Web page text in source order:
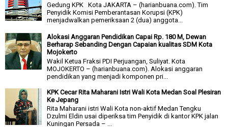
Gedung KPK Kota JAKARTA – (harianbuana.com). Tim
Penyidik Komisi Pemberantasan Korupsi (KPK)
menjadwalkan pemeriksaan 2 (dua) anggota...
Alokasi Anggaran Pendidikan Capai Rp. 180 M, Dewan
Berharap Sebanding Dengan Capaian kualitas SDM Kota
Mojokerto
Wakil Ketua Fraksi PDI Perjuangan, Suliyat. Kota
MOJOKERTO – (harianbuana.com). Alokasi anggaran
pendidikan yang menjadi komponen pri...
KPK Cecar Rita Maharani Istri Wali Kota Medan Soal Plesiran
Ke Jepang
Rita Maharani istri Wali Kota non-aktif Medan Tengku
Dzulmi Eldin usai diperiksa tim Penyidik di kantor KPK jalan
Kuningan Persada – ...